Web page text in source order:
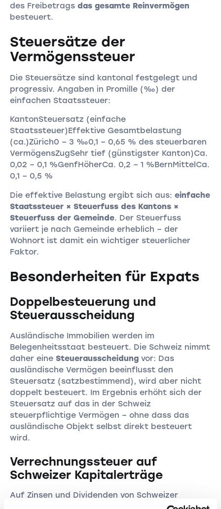
des Freibetrags das gesamte Reinvermögen
besteuert.
Steuersätze der
Vermögenssteuer
Die Steuersätze sind kantonal festgelegt und
progressiv. Angaben in Promille (‰) der
einfachen Staatssteuer:
KantonSteuersatz (einfache
Staatssteuer)Effektive Gesamtbelastung
(ca.)Zürich0 – 3 ‰0,1 – 0,65 % des steuerbaren
VermögensZugSehr tief (günstigster Kanton)Ca.
0,02 – 0,1 %GenfHöherCa. 0,2 – 1 %BernMittelCa.
0,1 – 0,5 %
Die effektive Belastung ergibt sich aus: einfache
Staatssteuer × Steuerfuss des Kantons ×
Steuerfuss der Gemeinde. Der Steuerfuss
variiert je nach Gemeinde erheblich – der
Wohnort ist damit ein wichtiger steuerlicher
Faktor.
Besonderheiten für Expats
Doppelbesteuerung und
Steuerausscheidung
Ausländische Immobilien werden im
Belegenheitsstaat besteuert. Die Schweiz nimmt
daher eine Steuerausscheidungvor: Das
ausländische Vermögen beeinflusst den
Steuersatz (satzbestimmend), wird aber nicht
doppelt besteuert. Im Ergebnis erhöht sich der
Steuersatz auf das in der Schweiz
steuerpflichtige Vermögen – ohne dass das
ausländische Objekt selbst direkt besteuert
wird.
Verrechnungssteuer auf
Schweizer Kapitalerträge
Auf Zinsen und Dividenden von Schweizer